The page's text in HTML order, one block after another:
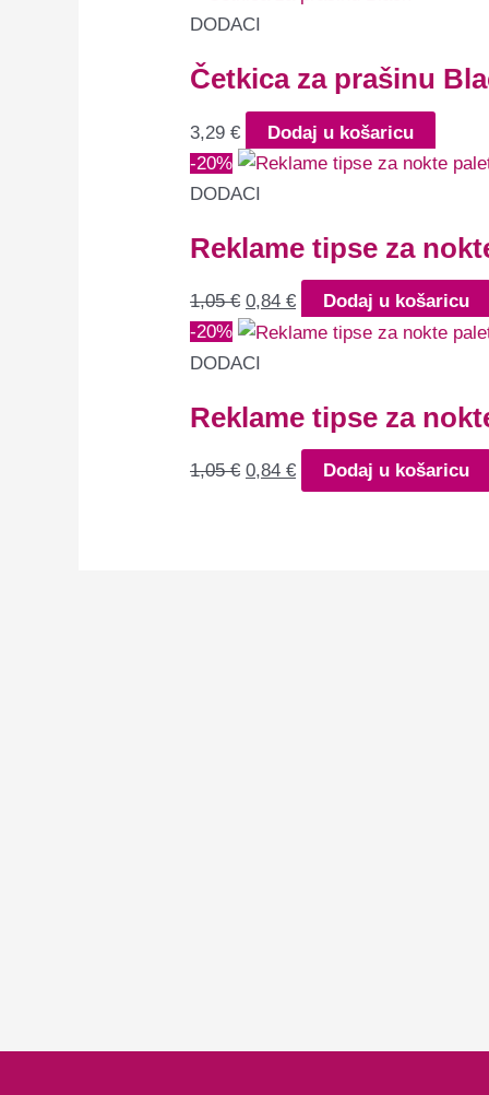
DODACI
Četkica za prašinu
3,29 €
Dodaj u košaricu
-20%
DODACI
Reklame tipse za
1,05€ 0,84 €
Dodaj u košaricu
-20%
DODACI
Reklame tipse za
1,05€ 0,84 € Dodaj u košaricu